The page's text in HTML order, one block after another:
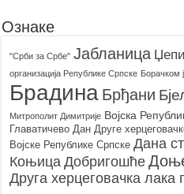
Ознаке
"Срби за Србе" Јабланица Џепи
организацијa Републике Српске Борачком
Брадина Брђани
Митрополит Димитрије Војска
Главатичево Дан Друге
Војске Републике Српске Дана
Коњица Добригошће
Друга херцеговачка лака